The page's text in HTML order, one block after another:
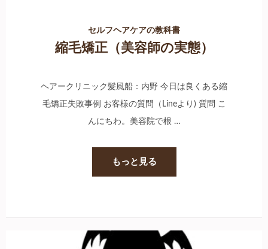
セルフヘアケアの教科書
縮毛矯正（美容師の実態）
ヘアークリニック髪風船：内野 今日は良くある縮
毛矯正失敗事例 お客様の質問（Lineより) 質問 こ
んにちわ。美容院で根 …
もっと見る